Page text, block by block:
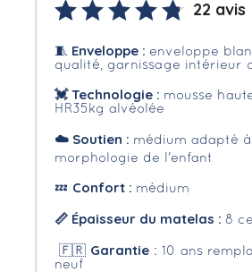
22 avis
🧵 Enveloppe: enveloppe
qualité, garnissage intérieur
💓 Technologie : mousse
HR35kg alvéolée
☁️Soutien : médium adapté
morphologie de l'enfant
💤 Confort : médium
📏 Épaisseur du matelas : 8
🇫🇷 Garantie: 10 ans
neuf